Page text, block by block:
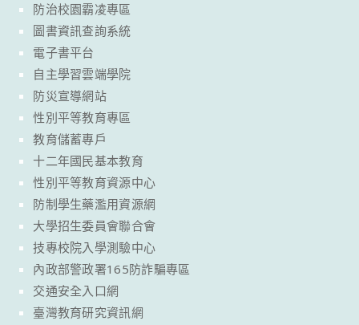
防治校園霸凌專區
圖書資訊查詢系統
電子書平台
自主學習雲端學院
防災宣導網站
性別平等教育專區
教育儲蓄專戶
十二年國民基本教育
性別平等教育資源中心
防制學生藥濫用資源網
大學招生委員會聯合會
技專校院入學測驗中心
內政部警政署165防詐騙專區
交通安全入口網
臺灣教育研究資訊網